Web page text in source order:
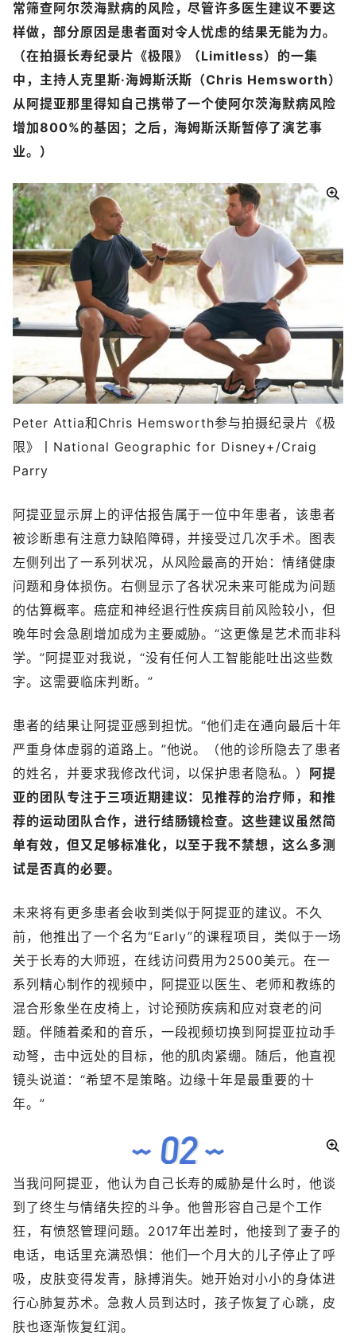
常筛查阿尔茨海默病的风险，尽管许多医生建议不要这
样做，部分原因是患者面对令人忧虑的结果无能为力。
（在拍摄长寿纪录片《极限》（Limitless）的一集
中，主持人克里斯·海姆斯沃斯（Chris Hemsworth）
从阿提亚那里得知自己携带了一个使阿尔茨海默病风险
增加800%的基因；之后，海姆斯沃斯暂停了演艺事
业。）
Peter Attia和Chris Hemsworth参与拍摄纪录片《极
限》丨National Geographic for Disney+/Craig
Parry
阿提亚显示屏上的评估报告属于一位中年患者，该患者
被诊断患有注意力缺陷障碍，并接受过几次手术。图表
左侧列出了一系列状况，从风险最高的开始：情绪健康
问题和身体损伤。右侧显示了各状况未来可能成为问题
的估算概率。癌症和神经退行性疾病目前风险较小，但
晚年时会急剧增加成为主要威胁。“这更像是艺术而非科
学。”阿提亚对我说，“没有任何人工智能能吐出这些数
字。这需要临床判断。”
患者的结果让阿提亚感到担忧。“他们走在通向最后十年
严重身体虚弱的道路上。”他说。（他的诊所隐去了患者
的姓名，并要求我修改代词，以保护患者隐私。） 阿提
亚的团队专注于三项近期建议：见推荐的治疗师，和推
荐的运动团队合作，进行结肠镜检查。这些建议虽然简
单有效，但又足够标准化，以至于我不禁想，这么多测
试是否真的必要。
未来将有更多患者会收到类似于阿提亚的建议。不久
前，他推出了一个名为“Early”的课程项目，类似于一场
关于长寿的大师班，在线访问费用为2500美元。在一
系列精心制作的视频中，阿提亚以医生、老师和教练的
混合形象坐在皮椅上，讨论预防疾病和应对衰老的问
题。伴随着柔和的音乐，一段视频切换到阿提亚拉动手
动弩，击中远处的目标，他的肌肉紧绷。随后，他直视
镜头说道：“希望不是策略。边缘十年是最重要的十
年。”
当我问阿提亚，他认为自己长寿的威胁是什么时，他谈
到了终生与情绪失控的斗争。他曾形容自己是个工作
狂，有愤怒管理问题。2017年出差时，他接到了妻子的
电话，电话里充满恐惧：他们一个月大的儿子停止了呼
吸，皮肤变得发青，脉搏消失。她开始对小小的身体进
行心肺复苏术。急救人员到达时，孩子恢复了心跳，皮
肤也逐渐恢复红润。